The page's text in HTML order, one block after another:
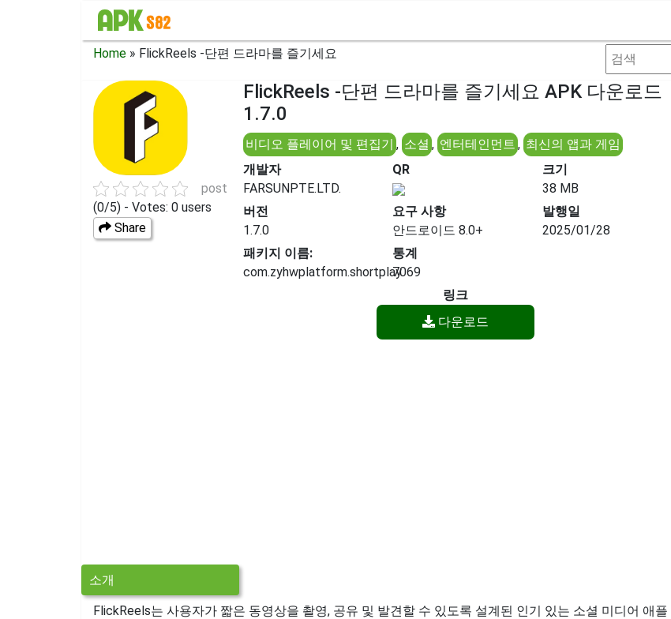
Home » FlickReels -단편 드라마를 즐기세요
post
(0/5) - Votes: 0 users
Share
FlickReels -단편 드라마를 즐기세요 APK 다운로드
1.7.0
비디오 플레이어 및 편집기 , 소셜 , 엔터테인먼트, 최신의 앱과 게임
개발자
FARSUNPTE.LTD.
QR
크기
38 MB
버전
1.7.0
요구 사항
안드로이드 8.0+
발행일
2025/01/28
패키지 이름:
com.zyhwplatform.shortplay
통계
7069
링크
다운로드
소개
FlickReels는 사용자가 짧은 동영상을 촬영, 공유 및 발견할 수 있도록 설계된 인기 있는 소셜 미디어 애플